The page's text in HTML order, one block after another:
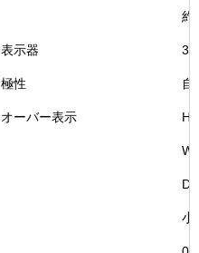
約
表示器 3
極性 自
オーバー表示 Hi
W
小